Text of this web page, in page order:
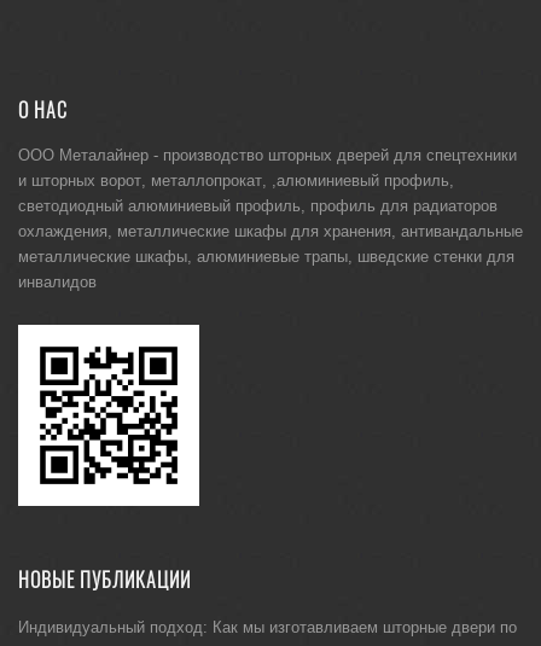
О НАС
ООО Металайнер - производство шторных дверей для спецтехники
и шторных ворот металлопрокат алюминиевый профиль
светодиодный алюминиевый профиль
профиль для радиаторов
охлаждения
металлические шкафы для хранения антивандальные
металлические шкафы алюминиевые трапы шведские стенки для
инвалидов
НОВЫЕ ПУБЛИКАЦИИ
Индивидуальный подход: Как мы изготавливаем шторные двери по